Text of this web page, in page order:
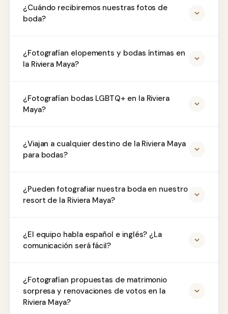
¿Cuándo recibiremos nuestras fotos de
boda?
¿Fotografían elopements y bodas íntimas en
la Riviera Maya?
¿Fotografían bodas LGBTQ+ en la Riviera
Maya?
¿Viajan a cualquier destino de la Riviera Maya
para bodas?
¿Pueden fotografiar nuestra boda en nuestro
resort de la Riviera Maya?
¿El equipo habla español e inglés? ¿La
comunicación será fácil?
¿Fotografían propuestas de matrimonio
sorpresa y renovaciones de votos en la
Riviera Maya?